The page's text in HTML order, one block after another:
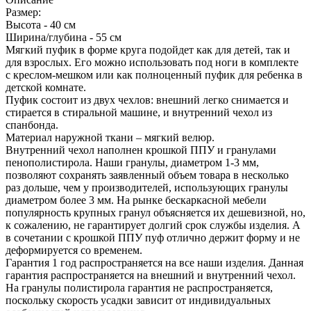
Размер:
Высота - 40 см
Ширина/глубина - 55 см
Мягкий пуфик в форме круга подойдет как для детей, так и
для взрослых. Его можно использовать под ноги в комплекте
с креслом-мешком или как полноценный пуфик для ребенка в
детской комнате.
Пуфик состоит из двух чехлов: внешний легко снимается и
стирается в стиральной машине, и внутренний чехол из
спанбонда.
Материал наружной ткани – мягкий велюр.
Внутренний чехол наполнен крошкой ППУ и гранулами
пенополистирола. Наши гранулы, диаметром 1-3 мм,
позволяют сохранять заявленный объем товара в несколько
раз дольше, чем у производителей, использующих гранулы
диаметром более 3 мм. На рынке бескаркасной мебели
популярность крупных гранул объясняется их дешевизной, но,
к сожалению, не гарантирует долгий срок службы изделия. А
в сочетании с крошкой ППУ пуф отлично держит форму и не
деформируется со временем.
Гарантия 1 год распространяется на все наши изделия. Данная
гарантия распространяется на внешний и внутренний чехол.
На гранулы полистирола гарантия не распространяется,
поскольку скорость усадки зависит от индивидуальных